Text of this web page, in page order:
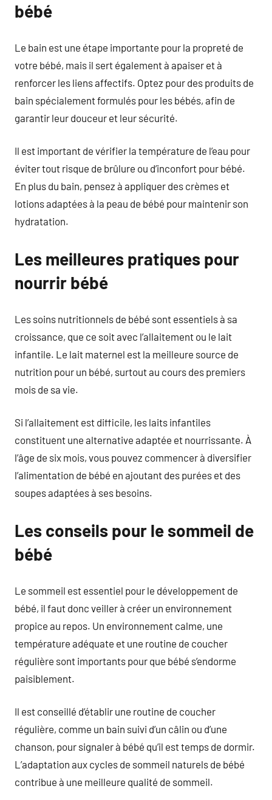
bébé
Le bain est une étape importante pour la propreté de
votre bébé, mais il sert également à apaiser et à
renforcer les liens affectifs. Optez pour des produits de
bain spécialement formulés pour les bébés, afin de
garantir leur douceur et leur sécurité.
Il est important de vérifier la température de l’eau pour
éviter tout risque de brûlure ou d’inconfort pour bébé.
En plus du bain, pensez à appliquer des crèmes et
lotions adaptées à la peau de bébé pour maintenir son
hydratation.
Les meilleures pratiques pour
nourrir bébé
Les soins nutritionnels de bébé sont essentiels à sa
croissance, que ce soit avec l’allaitement ou le lait
infantile. Le lait maternel est la meilleure source de
nutrition pour un bébé, surtout au cours des premiers
mois de sa vie.
Si l’allaitement est difficile, les laits infantiles
constituent une alternative adaptée et nourrissante. À
l’âge de six mois, vous pouvez commencer à diversifier
l’alimentation de bébé en ajoutant des purées et des
soupes adaptées à ses besoins.
Les conseils pour le sommeil de
bébé
Le sommeil est essentiel pour le développement de
bébé, il faut donc veiller à créer un environnement
propice au repos. Un environnement calme, une
température adéquate et une routine de coucher
régulière sont importants pour que bébé s’endorme
paisiblement.
Il est conseillé d’établir une routine de coucher
régulière, comme un bain suivi d’un câlin ou d’une
chanson, pour signaler à bébé qu’il est temps de dormir.
L’adaptation aux cycles de sommeil naturels de bébé
contribue à une meilleure qualité de sommeil.